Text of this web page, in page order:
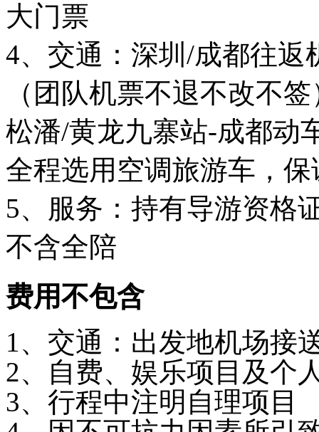
大门票
4、交通：深圳/成都往返
（团队机票不退不改不签
松潘/黄龙九寨站-成都动
全程选用空调旅游车，
5、服务：持有导游资格
不含全陪
费用不包含
1、交通：出发地机场接
2、自费、娱乐项目及个
3、行程中注明自理项目